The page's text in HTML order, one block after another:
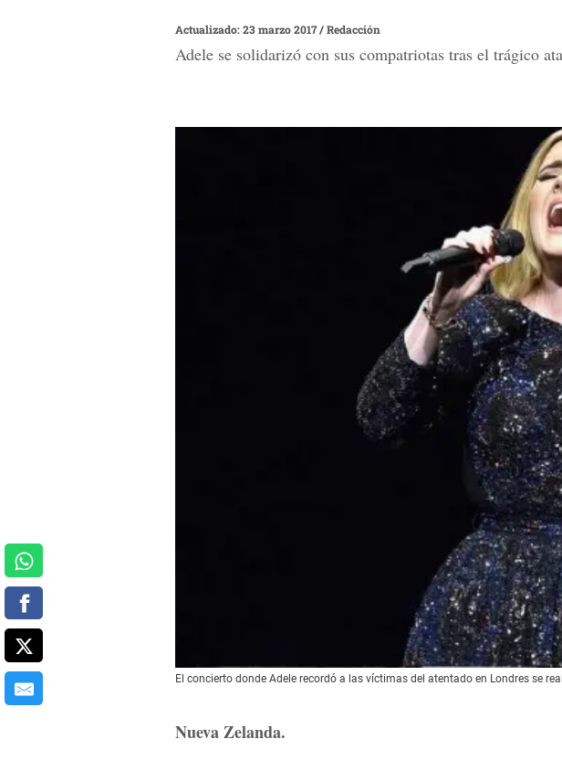
Actualizado: 23 marzo 2017/Redacción
Adele se solidarizó con sus compatriotas tras el trágico
El concierto donde Adele recordó a las víctimas del atentado en Londres se
Nueva Zelanda.